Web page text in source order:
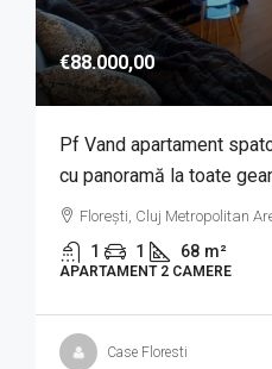
€88.000,00
Pf Vand apartament
cu panoramă la toate
Florești, Cluj Metropolitan
1 1 68 m²
APARTAMENT 2 CAMERE
Case Floresti